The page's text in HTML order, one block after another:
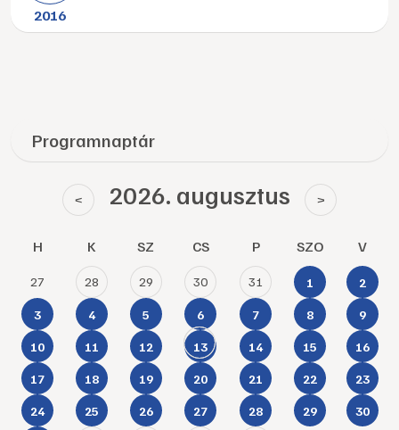
2016
Programnaptár
< 2026. augusztus >
H K SZ CS P SZO V
27 28 29 30 31 1 2
3 4 5 6 7 8 9
10 11 12 13 14 15 16
17 18 19 20 21 22 23
24 25 26 27 28 29 30